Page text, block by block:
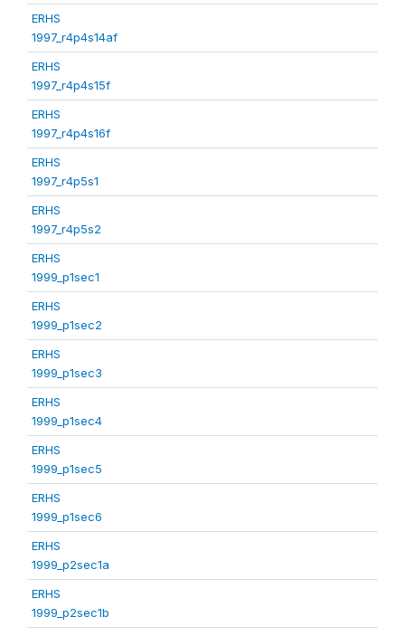
ERHS
1997_r4p4s14af
ERHS
1997_r4p4s15f
ERHS
1997_r4p4s16f
ERHS
1997_r4p5s1
ERHS
1997_r4p5s2
ERHS
1999_p1sec1
ERHS
1999_p1sec2
ERHS
1999_p1sec3
ERHS
1999_p1sec4
ERHS
1999_p1sec5
ERHS
1999_p1sec6
ERHS
1999_p2sec1a
ERHS
1999_p2sec1b